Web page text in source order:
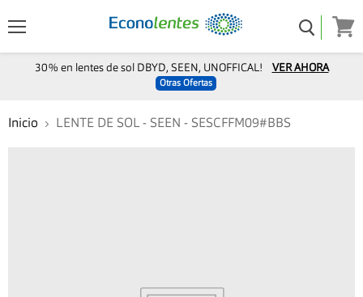
30% en lentes de sol DBYD, SEEN, UNOFFICAL! VER AHORA
Otras Ofertas
Inicio LENTE DE SOL - SEEN - SESCFFM09#BBS